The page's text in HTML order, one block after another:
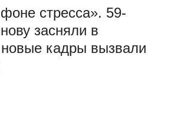
стресса». 59-
засняли в
новые кадры вызвали